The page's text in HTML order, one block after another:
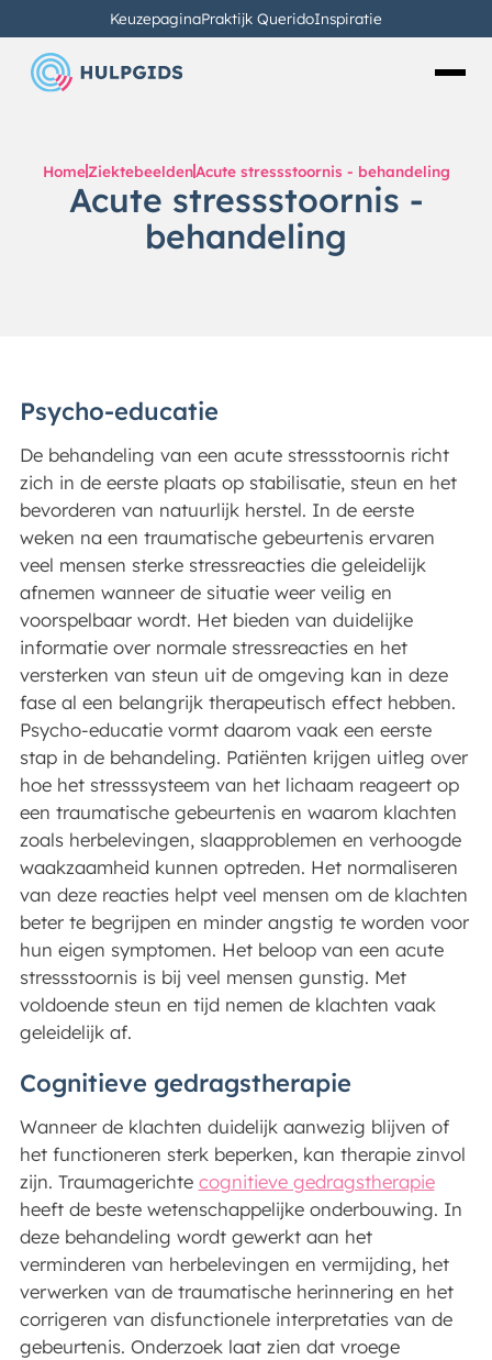
KeuzepaginaPraktijk QueridoInspiratie
Home ZiektebeeldenAcute stressstoornis - behandeling
Acute stressstoornis -
behandeling
Psycho-educatie
De behandeling van een acute stressstoornis richt
zich in de eerste plaats op stabilisatie, steun en het
bevorderen van natuurlijk herstel. In de eerste
weken na een traumatische gebeurtenis ervaren
veel mensen sterke stressreacties die geleidelijk
afnemen wanneer de situatie weer veilig en
voorspelbaar wordt. Het bieden van duidelijke
informatie over normale stressreacties en het
versterken van steun uit de omgeving kan in deze
fase al een belangrijk therapeutisch effect hebben.
Psycho-educatie vormt daarom vaak een eerste
stap in de behandeling. Patiënten krijgen uitleg over
hoe het stresssysteem van het lichaam reageert op
een traumatische gebeurtenis en waarom klachten
zoals herbelevingen, slaapproblemen en verhoogde
waakzaamheid kunnen optreden. Het normaliseren
van deze reacties helpt veel mensen om de klachten
beter te begrijpen en minder angstig te worden voor
hun eigen symptomen. Het beloop van een acute
stressstoornis is bij veel mensen gunstig. Met
voldoende steun en tijd nemen de klachten vaak
geleidelijk af.
Cognitieve gedragstherapie
Wanneer de klachten duidelijk aanwezig blijven of
het functioneren sterk beperken, kan therapie zinvol
zijn. Traumagerichte cognitieve gedragstherapie
heeft de beste wetenschappelijke onderbouwing. In
deze behandeling wordt gewerkt aan het
verminderen van herbelevingen en vermijding, het
verwerken van de traumatische herinnering en het
corrigeren van disfunctionele interpretaties van de
gebeurtenis. Onderzoek laat zien dat vroege